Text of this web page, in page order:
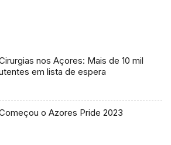
nos Açores: Mais de 10 mil
em lista de espera
o Azores Pride 2023